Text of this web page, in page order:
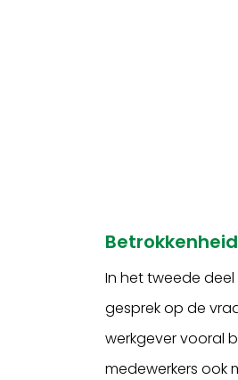
In het tweede
gesprek op de
werkgever vooral
medewerkers ook